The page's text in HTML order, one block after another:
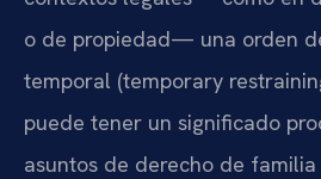
o de propiedad— una orden
temporal (temporary
puede tener un significado
asuntos de derecho de